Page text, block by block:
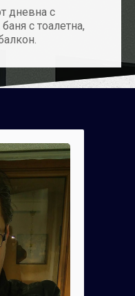
дневна с
с тоалетна,